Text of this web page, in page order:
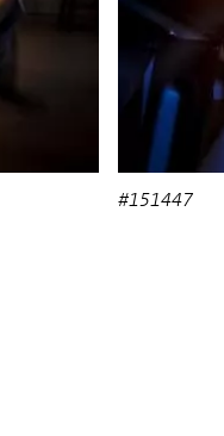
#151447